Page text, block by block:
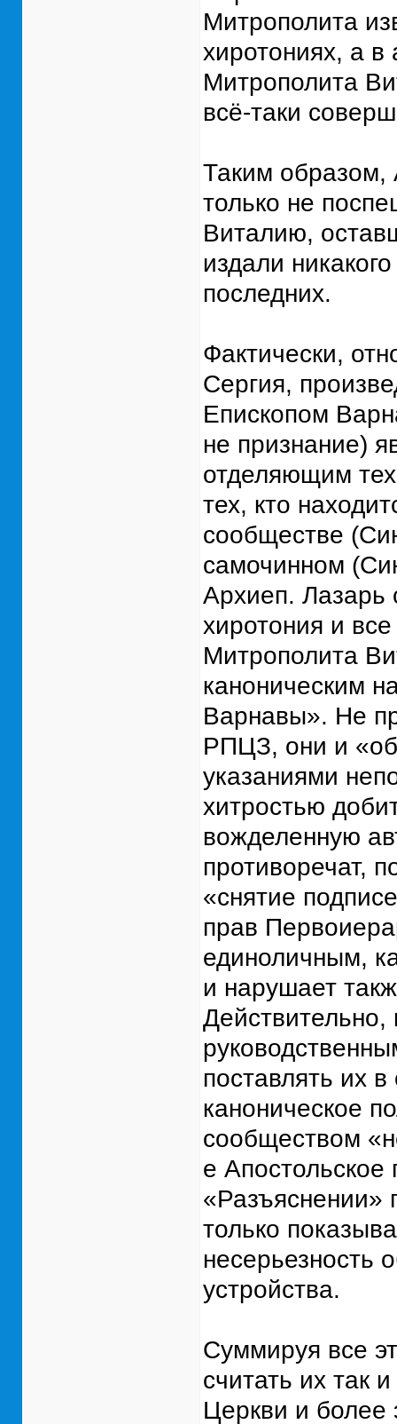
Митрополита
хиротониях, а в
Митрополита
всё-таки
Таким образом,
только не
Виталию,
издали
последних.
Фактически,
Сергия,
Епископом
не признание)
отделяющим
тех, кто
сообществе
самочинном
Архиеп. Лазарь
хиротония и
Митрополита
каноническим
Варнавы». Не
РПЦЗ, они и
указаниями
хитростью
вожделенную
противоречат,
«снятие
прав
единоличным,
и нарушает
Действительно,
поставлять их
каноническое
сообществом
е
«Разъяснении»
только
несерьезность
устройства.
Суммируя все
считать их так
Церкви и более